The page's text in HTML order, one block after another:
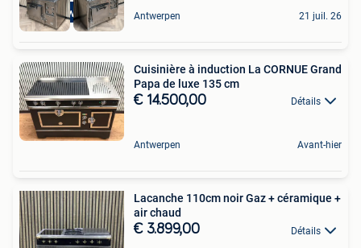
Top Kwaliteit Antwerpen 21 juil. 26
Cuisinière à induction La CORNUE Grand
Papa de luxe 135 cm
€ 14.500,00 Détails
Antwerpen Avant-hier
Lacanche 110cm noir Gaz + céramique +
air chaud
€ 3.899,00 Détails